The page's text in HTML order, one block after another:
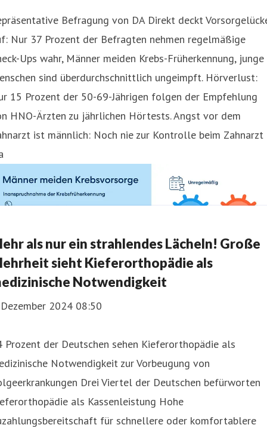
Befragung von DA Direkt deckt
Nur 37 Prozent der Befragten nehmen regelmäßige
Ups wahr, Männer meiden Krebs-Früherkennung, junge
sind überdurchschnittlich ungeimpft. Hörverlust:
15 Prozent der 50-69-Jährigen folgen der Empfehlung
HNO-Ärzten zu jährlichen Hörtests. Angst vor dem
ist männlich: Noch nie zur Kontrolle beim Zahnarzt
als nur ein strahlendes Lächeln! Große
sieht Kieferorthopädie als
Notwendigkeit
2024 08:50
Prozent der Deutschen sehen Kieferorthopädie als
Notwendigkeit zur Vorbeugung von
Drei Viertel der Deutschen befürworten
als Kassenleistung Hohe
für schnellere oder komfortablere